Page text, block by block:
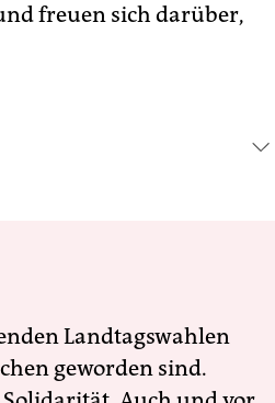
freuen sich darüber,
Landtagswahlen
geworden sind.